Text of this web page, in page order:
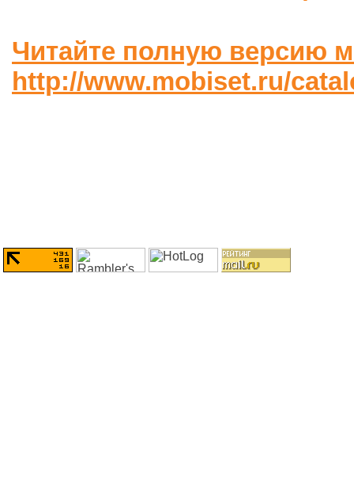
Читайте полную версию
http://www.mobiset.ru/